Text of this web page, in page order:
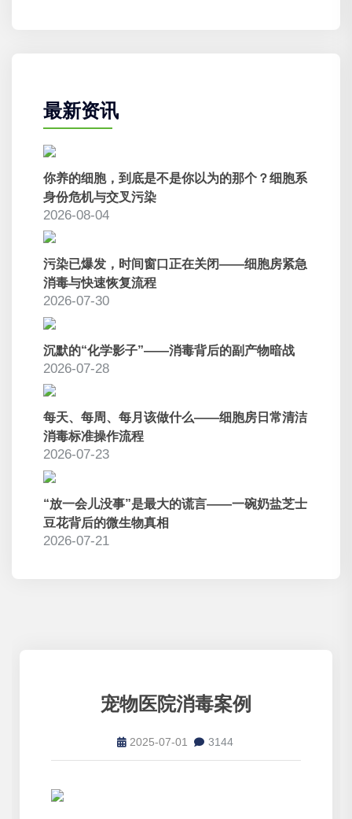
最新资讯
你养的细胞，到底是不是你以为的那个？细胞系
身份危机与交叉污染
2026-08-04
污染已爆发，时间窗口正在关闭——细胞房紧急
消毒与快速恢复流程
2026-07-30
沉默的“化学影子”——消毒背后的副产物暗战
2026-07-28
每天、每周、每月该做什么——细胞房日常清洁
消毒标准操作流程
2026-07-23
“放一会儿没事”是最大的谎言——一碗奶盐芝士
豆花背后的微生物真相
2026-07-21
宠物医院消毒案例
2025-07-01 3144